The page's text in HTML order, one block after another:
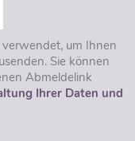
um Ihnen
Sie können
Abmeldelink
Ihrer Daten und